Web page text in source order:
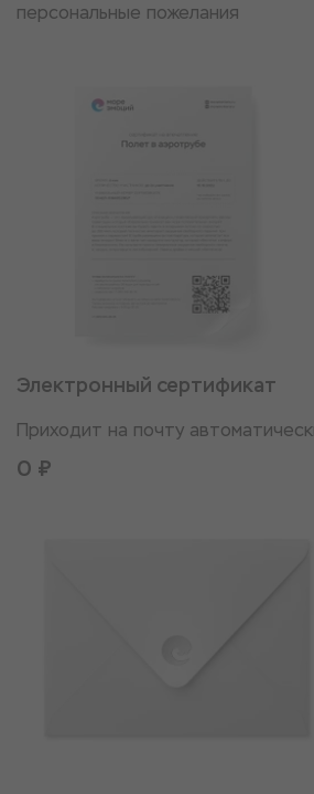
персональные пожелания
Электронный сертификат
Приходит на почту
0 ₽